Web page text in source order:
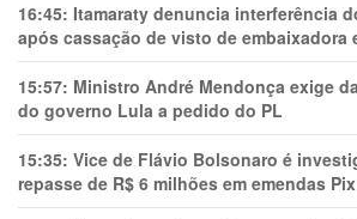
16:45: Itamaraty denuncia interferência
após cassação de visto de embaixadora
15:57: Ministro André Mendonça exige
do governo Lula a pedido do PL
15:35: Vice de Flávio Bolsonaro é
repasse de R$ 6 milhões em emendas Pix